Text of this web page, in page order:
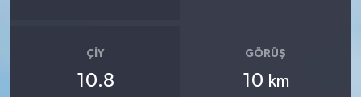
ÇIY
10.8
GÖRÜŞ
10 km